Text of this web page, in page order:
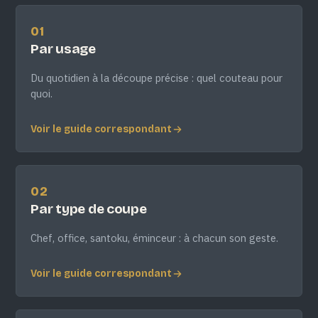
01
Par usage
Du quotidien à la découpe précise : quel couteau pour
quoi.
Voir le guide correspondant
02
Par type de coupe
Chef, office, santoku, éminceur : à chacun son geste.
Voir le guide correspondant